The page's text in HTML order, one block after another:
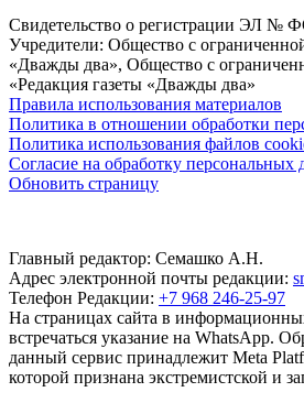
Свидетельство о регистрации ЭЛ №
Учредители: Общество с
«Дважды два», Общество с
«Редакция газеты «Дважды два»
Правила использования материалов
Политика в отношении обработки
Политика использования файлов
Согласие на обработку персональных
Обновить страницу
Главный редактор: Семашко А.Н.
Адрес электронной почты редакции:
Телефон Редакции: +7 968 246-25-97
На страницах сайта в
встречаться указание на WhatsApp.
данный сервис принадлежит Meta
которой признана экстремистской и